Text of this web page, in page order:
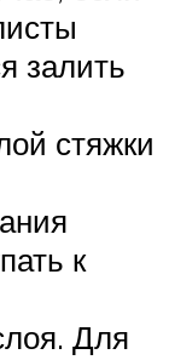
залить
стяжки
к
Для